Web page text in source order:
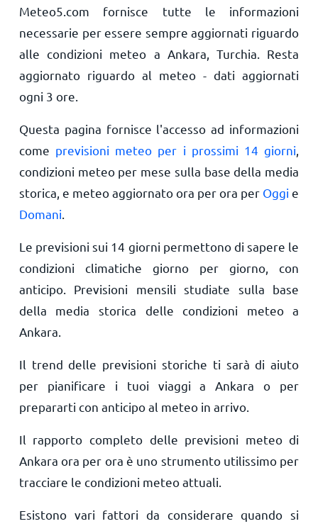
Meteo5.com fornisce tutte le informazioni
necessarie per essere sempre aggiornati riguardo
alle condizioni meteo a Ankara, Turchia. Resta
aggiornato riguardo al meteo - dati aggiornati
ogni 3 ore.
Questa pagina fornisce l'accesso ad informazioni
come previsioni meteo per i prossimi 14 giorni
condizioni meteo per mese sulla base della media
storica, e meteo aggiornato ora per ora per Oggi e
Domani
Le previsioni sui 14 giorni permettono di sapere le
condizioni climatiche giorno per giorno, con
anticipo. Previsioni mensili studiate sulla base
della media storica delle condizioni meteo a
Ankara.
Il trend delle previsioni storiche ti sarà di aiuto
per pianificare i tuoi viaggi a Ankara o per
prepararti con anticipo al meteo in arrivo.
Il rapporto completo delle previsioni meteo di
Ankara ora per ora è uno strumento utilissimo per
tracciare le condizioni meteo attuali.
Esistono vari fattori da considerare quando si